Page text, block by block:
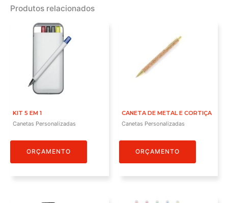
Produtos relacionados
KIT 5 EM 1
Canetas Personalizadas
ORÇAMENTO
CANETA DE METAL E CORTIÇA
Canetas Personalizadas
ORÇAMENTO